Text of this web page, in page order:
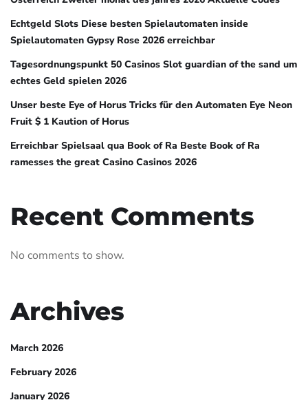
Echtgeld Slots Diese besten Spielautomaten inside
Spielautomaten Gypsy Rose 2026 erreichbar
Tagesordnungspunkt 50 Casinos Slot guardian of the sand um
echtes Geld spielen 2026
Unser beste Eye of Horus Tricks für den Automaten Eye Neon
Fruit $ 1 Kaution of Horus
Erreichbar Spielsaal qua Book of Ra Beste Book of Ra
ramesses the great Casino Casinos 2026
Recent Comments
No comments to show.
Archives
March 2026
February 2026
January 2026